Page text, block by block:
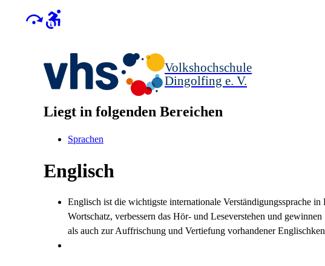
Volkshochschule
Dingolfing e. V.
Liegt in folgenden Bereichen
Sprachen
Englisch
Englisch ist die wichtigste internationale Verständigungssprache
Wortschatz, verbessern das Hör- und Leseverstehen und
als auch zur Auffrischung und Vertiefung vorhandener